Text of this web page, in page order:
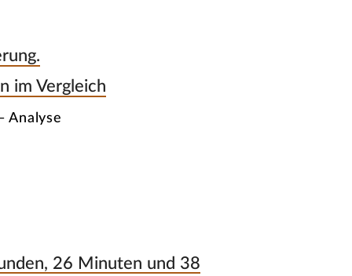
im Vergleich
Analyse
26 Minuten und 38